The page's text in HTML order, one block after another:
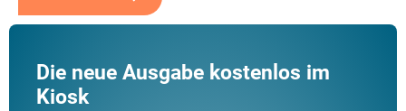
Die neue Ausgabe kostenlos im
Kiosk